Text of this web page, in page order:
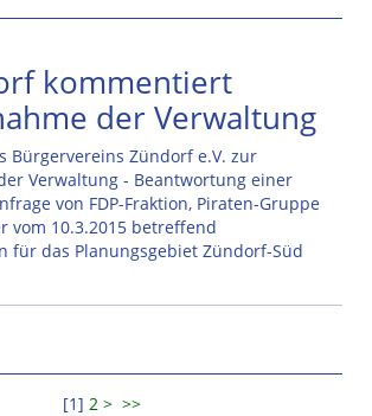
kommentiert
der Verwaltung
Bürgervereins Zündorf e.V. zur
Verwaltung - Beantwortung einer
von FDP-Fraktion, Piraten-Gruppe
vom 10.3.2015 betreffend
für das Planungsgebiet Zündorf-Süd
[1] 2 > >>